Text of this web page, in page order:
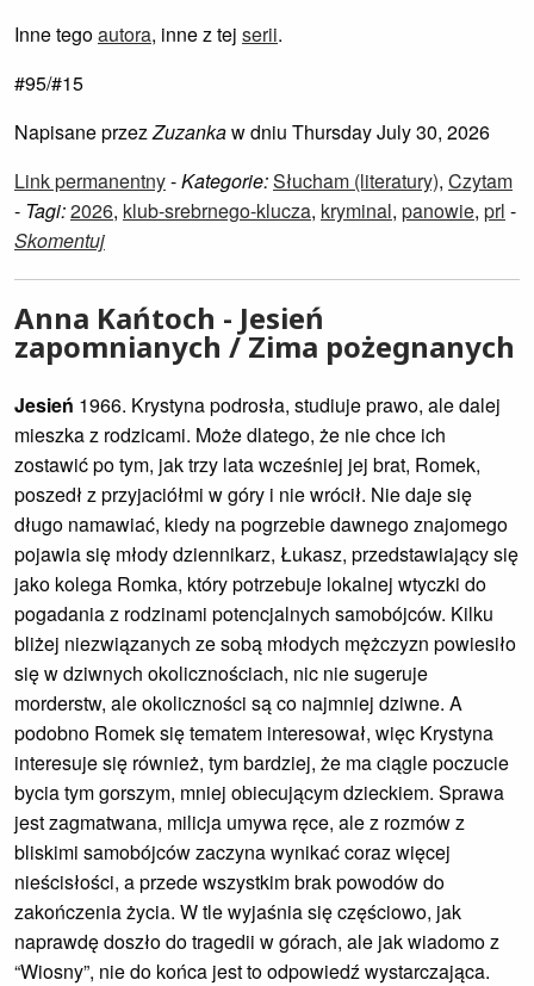
Inne tegoautora, inne z tej serii.
#95/#15
Napisane przezZuzankaw dniu Thursday July 30, 2026
Link permanentny-Kategorie:Słucham (literatury), Czytam
- Tagi:2026, klub-srebrnego-klucza, kryminal, panowie, prl -
Skomentuj
Anna Kańtoch - Jesień
zapomnianych / Zima pożegnanych
Jesień 1966. Krystyna podrosła, studiuje prawo, ale dalej
mieszka z rodzicami. Może dlatego, że nie chce ich
zostawić po tym, jak trzy lata wcześniej jej brat, Romek,
poszedł z przyjaciółmi w góry i nie wrócił. Nie daje się
długo namawiać, kiedy na pogrzebie dawnego znajomego
pojawia się młody dziennikarz, Łukasz, przedstawiający się
jako kolega Romka, który potrzebuje lokalnej wtyczki do
pogadania z rodzinami potencjalnych samobójców. Kilku
bliżej niezwiązanych ze sobą młodych mężczyzn powiesiło
się w dziwnych okolicznościach, nic nie sugeruje
morderstw, ale okoliczności są co najmniej dziwne. A
podobno Romek się tematem interesował, więc Krystyna
interesuje się również, tym bardziej, że ma ciągle poczucie
bycia tym gorszym, mniej obiecującym dzieckiem. Sprawa
jest zagmatwana, milicja umywa ręce, ale z rozmów z
bliskimi samobójców zaczyna wynikać coraz więcej
nieścisłości, a przede wszystkim brak powodów do
zakończenia życia. W tle wyjaśnia się częściowo, jak
naprawdę doszło do tragedii w górach, ale jak wiadomo z
“Wiosny”, nie do końca jest to odpowiedź wystarczająca.